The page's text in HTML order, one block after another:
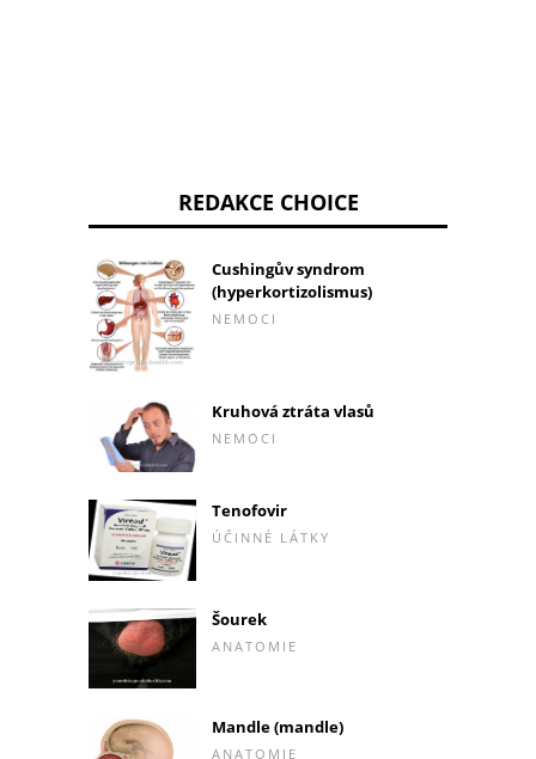
REDAKCE CHOICE
Cushingův syndrom
(hyperkortizolismus)
NEMOCI
Kruhová ztráta vlasů
NEMOCI
Tenofovir
ÚČINNÉ LÁTKY
Šourek
ANATOMIE
Mandle (mandle)
ANATOMIE